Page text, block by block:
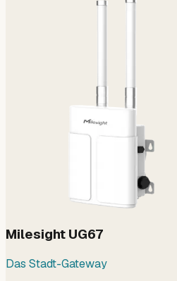
Milesight UG67
Das Stadt-Gateway